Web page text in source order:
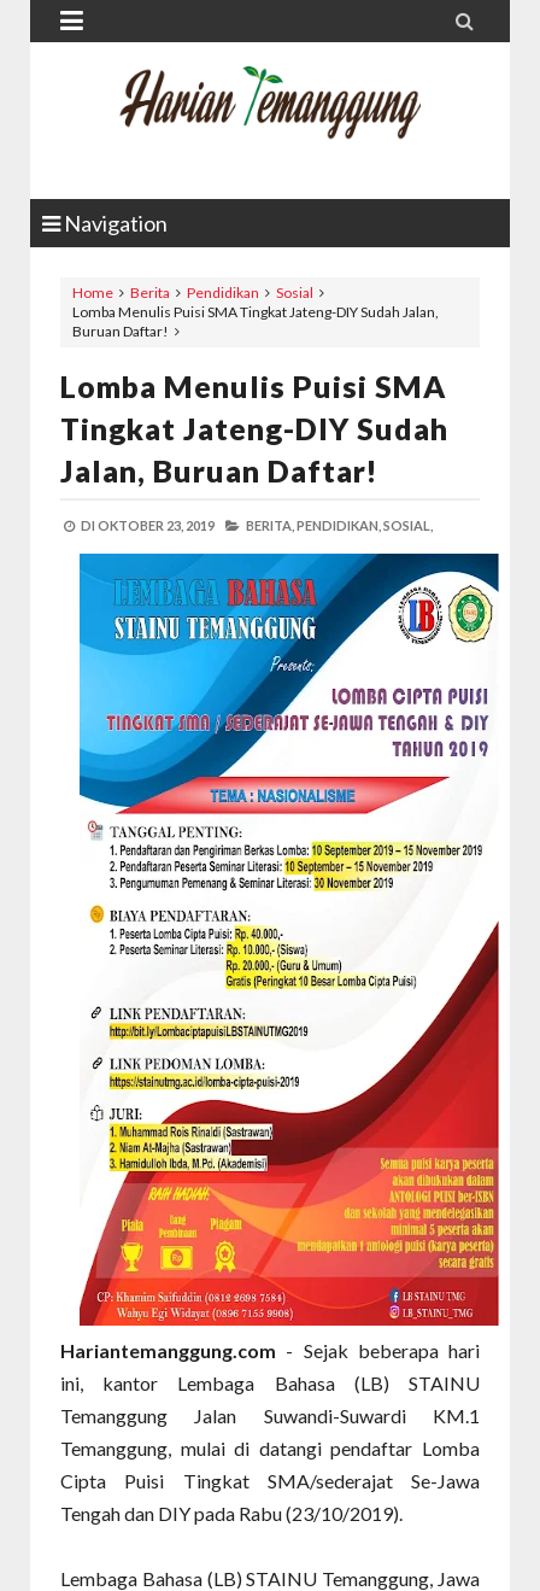
 
Navigation
Home Berita Pendidikan
Sosial
Lomba Menulis Puisi SMA Tingkat Jateng-DIY Sudah Jalan,
Buruan Daftar!
Lomba Menulis Puisi SMA
Tingkat Jateng-DIY Sudah
Jalan, Buruan Daftar!
DI OKTOBER 23, 2019 BERITA, PENDIDIKAN, SOSIAL,
Hariantemanggung.com - Sejak beberapa hari
ini, kantor Lembaga Bahasa (LB) STAINU
Temanggung Jalan Suwandi-Suwardi KM.1
Temanggung, mulai di datangi pendaftar Lomba
Cipta Puisi Tingkat SMA/sederajat Se-Jawa
Tengah dan DIY pada Rabu (23/10/2019).
Lembaga Bahasa (LB) STAINU Temanggung, Jawa